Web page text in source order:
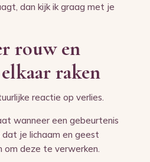
dan kijk ik graag met je
rouw en
raken
reactie op verlies.
wanneer een gebeurtenis
dat je lichaam en geest
om deze te verwerken.